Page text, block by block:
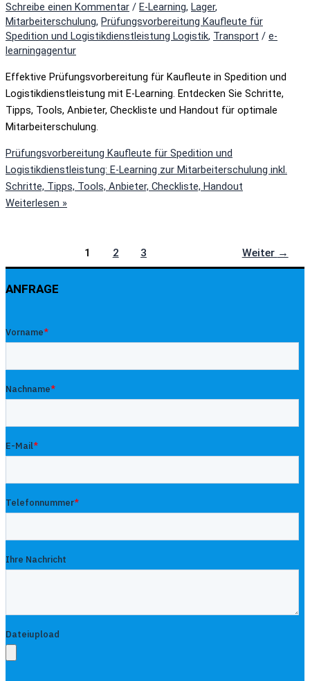
Schreibe einen Kommentar / E-Learning, Lager,
Mitarbeiterschulung, Prüfungsvorbereitung Kaufleute für
Spedition und Logistikdienstleistung Logistik, Transport / e-
learningagentur
Effektive Prüfungsvorbereitung für Kaufleute in Spedition und
Logistikdienstleistung mit E-Learning. Entdecken Sie Schritte,
Tipps, Tools, Anbieter, Checkliste und Handout für optimale
Mitarbeiterschulung.
Prüfungsvorbereitung Kaufleute für Spedition und
Logistikdienstleistung: E-Learning zur Mitarbeiterschulung inkl.
Schritte, Tipps, Tools, Anbieter, Checkliste, Handout
Weiterlesen »
1 2 3 Weiter →
ANFRAGE